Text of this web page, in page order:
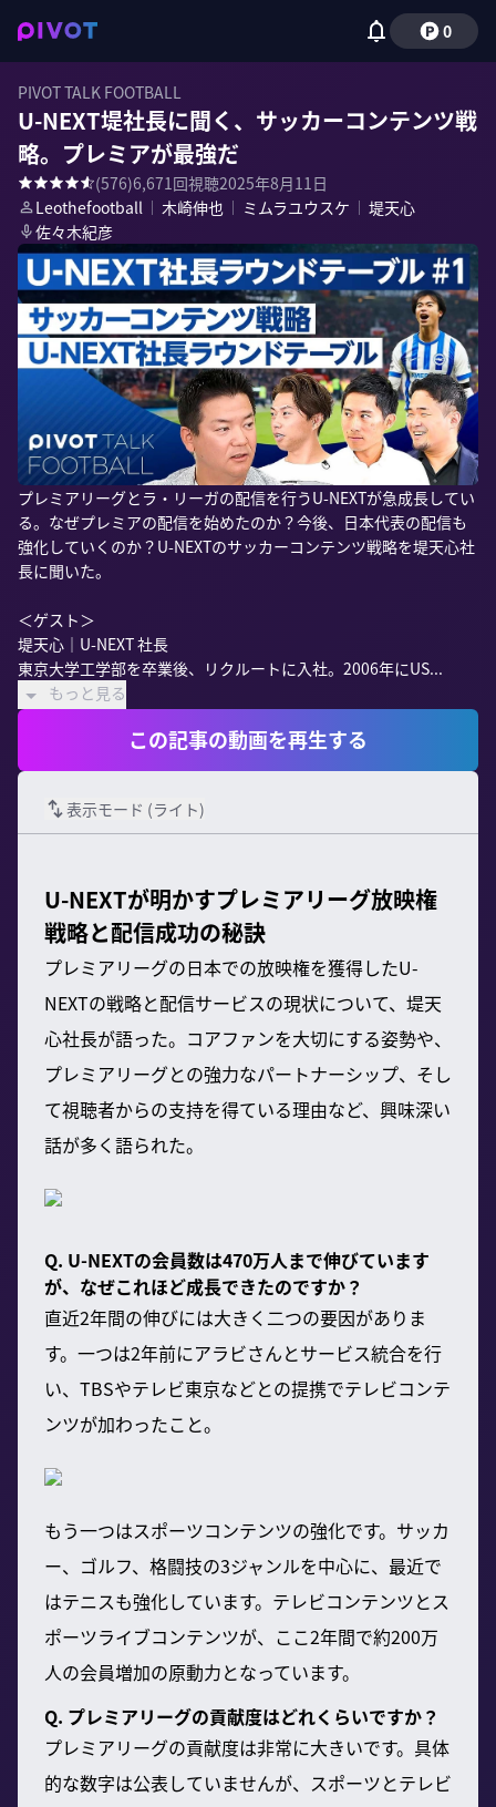
0
PIVOT TALK FOOTBALL
U-NEXT堤社長に聞く、サッカーコンテンツ戦
略。プレミアが最強だ
(576)6,671回視聴2025年8月11日
Leothefootball ｜ 木崎伸也 ｜ ミムラユウスケ ｜ 堤天心
佐々木紀彦
プレミアリーグとラ・リーガの配信を行うU-NEXTが急成長してい
る。なぜプレミアの配信を始めたのか？今後、日本代表の配信も
強化していくのか？U-NEXTのサッカーコンテンツ戦略を堤天心社
長に聞いた。
＜ゲスト＞
堤天心｜U-NEXT 社長
東京大学工学部を卒業後、リクルートに入社。2006年にUS...
もっと見る
この記事の動画を再生する
表示モード (ライト)
U-NEXTが明かすプレミアリーグ放映権
戦略と配信成功の秘訣
プレミアリーグの日本での放映権を獲得したU-
NEXTの戦略と配信サービスの現状について、堤天
心社長が語った。コアファンを大切にする姿勢や、
プレミアリーグとの強力なパートナーシップ、そし
て視聴者からの支持を得ている理由など、興味深い
話が多く語られた。
Q. U-NEXTの会員数は470万人まで伸びています
が、なぜこれほど成長できたのですか？
直近2年間の伸びには大きく二つの要因がありま
す。一つは2年前にアラビさんとサービス統合を行
い、TBSやテレビ東京などとの提携でテレビコンテ
ンツが加わったこと。
もう一つはスポーツコンテンツの強化です。サッカ
ー、ゴルフ、格闘技の3ジャンルを中心に、最近で
はテニスも強化しています。テレビコンテンツとス
ポーツライブコンテンツが、ここ2年間で約200万
人の会員増加の原動力となっています。
Q. プレミアリーグの貢献度はどれくらいですか？
プレミアリーグの貢献度は非常に大きいです。具体
的な数字は公表していませんが、スポーツとテレビ